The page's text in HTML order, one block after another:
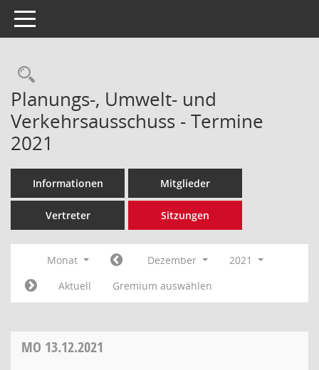
Toggle navigation
Rechercheauswahl
Planungs-, Umwelt- und
Verkehrsausschuss - Termine
2021
Informationen Mitglieder
Vertreter Sitzungen
Monat Dezember
2021
Aktuell
Gremium auswählen
MO 13.12.2021